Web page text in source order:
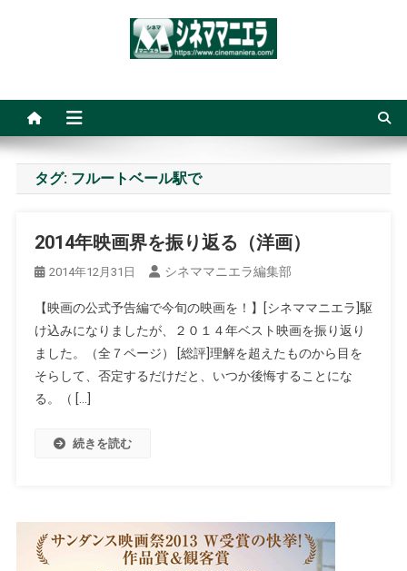
タグ: フルートベール駅で
2014年映画界を振り返る（洋画）
2014年12月31日 シネママニエラ編集部
【映画の公式予告編で今旬の映画を！】[シネママニエラ]駆
け込みになりましたが、２０１４年ベスト映画を振り返り
ました。（全７ページ） [総評]理解を超えたものから目を
そらして、否定するだけだと、いつか後悔することにな
る。（ […]
続きを読む